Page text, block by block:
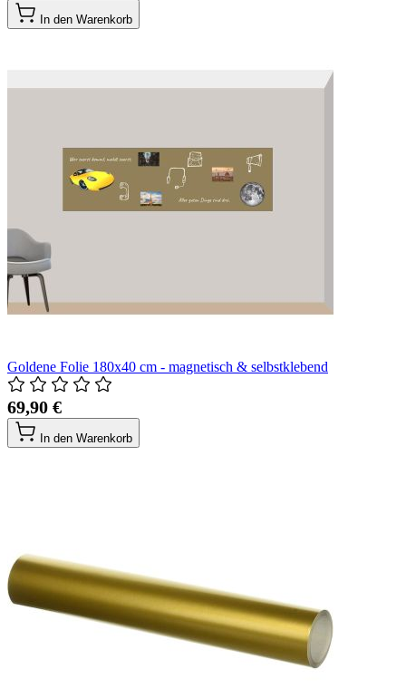
In den Warenkorb
Goldene Folie 180x40 cm - magnetisch & selbstklebend
69,90 €
In den Warenkorb